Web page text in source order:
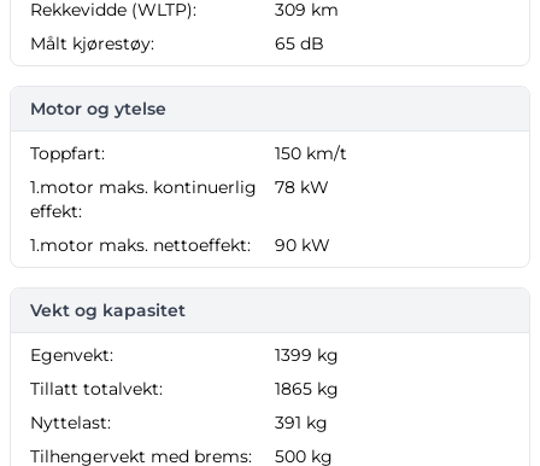
Rekkevidde (WLTP):
309 km
Målt kjørestøy:
65 dB
Motor og ytelse
Toppfart:
150 km/t
1.motor maks. kontinuerlig
effekt:
78 kW
1.motor maks. nettoeffekt: 90 kW
Vekt og kapasitet
Egenvekt:
1399 kg
Tillatt totalvekt:
1865 kg
Nyttelast:
391 kg
Tilhengervekt med brems:
500 kg